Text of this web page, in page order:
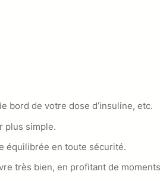
bord de votre dose d’insuline, etc.
plus simple.
équilibrée en toute sécurité.
très bien, en profitant de